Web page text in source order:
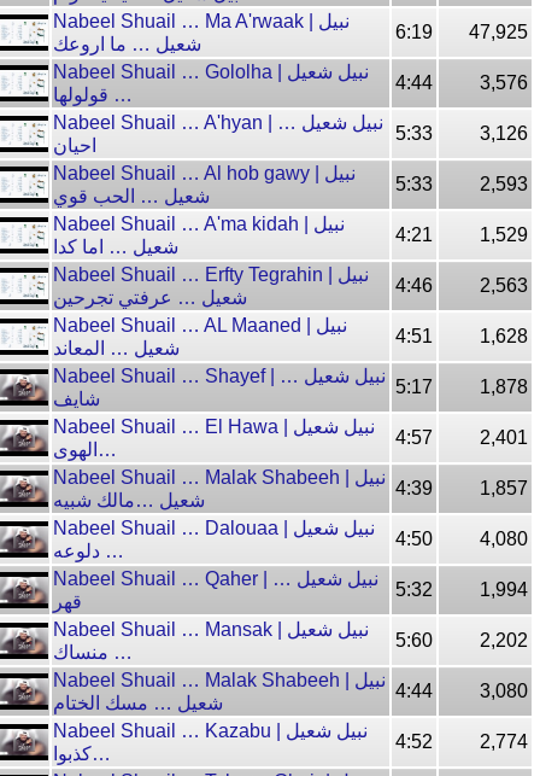
Nabeel Shuail … Ma A'rwaak | نبيل
شعيل … ما اروعك
6:19
47,925
Nabeel Shuail … Gololha | نبيل شعيل
… قولولها
4:44
3,576
Nabeel Shuail … A'hyan | نبيل شعيل …
احيان
5:33
3,126
Nabeel Shuail … Al hob gawy | نبيل
شعيل … الحب قوي
5:33
2,593
Nabeel Shuail … A'ma kidah | نبيل
شعيل … اما كدا
4:21
1,529
Nabeel Shuail … Erfty Tegrahin | نبيل
شعيل … عرفتي تجرحين
4:46
2,563
Nabeel Shuail … AL Maaned | نبيل
شعيل … المعاند
4:51
1,628
Nabeel Shuail … Shayef | نبيل شعيل …
شايف
5:17
1,878
Nabeel Shuail … El Hawa | نبيل شعيل
…الهوى
4:57
2,401
Nabeel Shuail … Malak Shabeeh | نبيل
شعيل …مالك شبيه
4:39
1,857
Nabeel Shuail … Dalouaa | نبيل شعيل
… دلوعه
4:50
4,080
Nabeel Shuail … Qaher | نبيل شعيل …
قهر
5:32
1,994
Nabeel Shuail … Mansak | نبيل شعيل
… منساك
5:60
2,202
Nabeel Shuail … Malak Shabeeh | نبيل
شعيل … مسك الختام
4:44
3,080
Nabeel Shuail … Kazabu | نبيل شعيل
…كذبوا
4:52
2,774